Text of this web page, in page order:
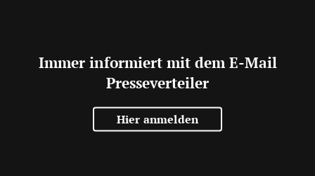
Immer informiert mit dem E-Mail
Presseverteiler
Hier anmelden